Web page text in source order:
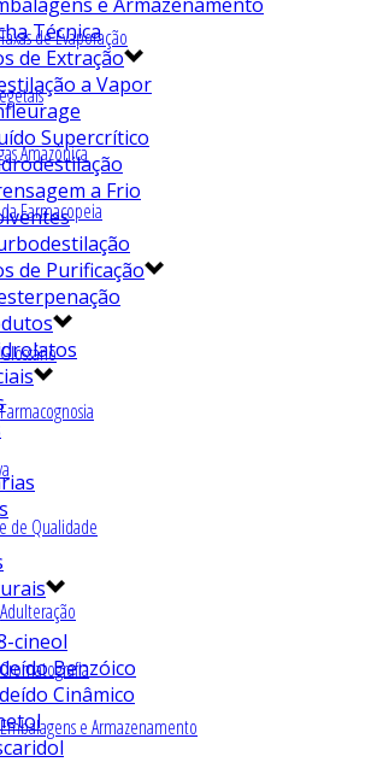
Taxas de Evaporação
Amazônica
Farmacopeia
Glossário
Farmacognosia
de Qualidade
Adulteração
Cromatografia
Embalagens e Armazenamento
Técnica
de Extração
a Vapor
Supercrítico
a Frio
de Purificação
cineol
Benzóico
Cinâmico